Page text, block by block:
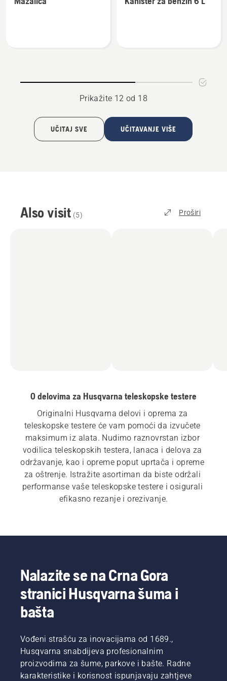
detalja
detalja
Prikažite 12 od 18
UČITAJ SVE UČITAVANJE VIŠE
Also visit (5) Proširi
O delovima za Husqvarna teleskopske testere
Originalni Husqvarna delovi i oprema za
teleskopske testere će vam pomoći da izvučete
maksimum iz alata. Nudimo raznovrstan izbor
vodilica teleskopskih testera, lanaca i delova za
održavanje, kao i opreme poput uprtača i opreme
za oštrenje. Istražite asortiman da biste održali
performanse vaše teleskopske testere i osigurali
efikasno rezanje i orezivanje.
Nalazite se na Crna Gora
stranici Husqvarna šuma i
bašta
Vođeni strašću za inovacijama od 1689.,
Husqvarna snabdijeva profesionalnim
proizvodima za šume, parkove i bašte. Radne
karakteristike i korisnost ispunjavaju zahtjeve